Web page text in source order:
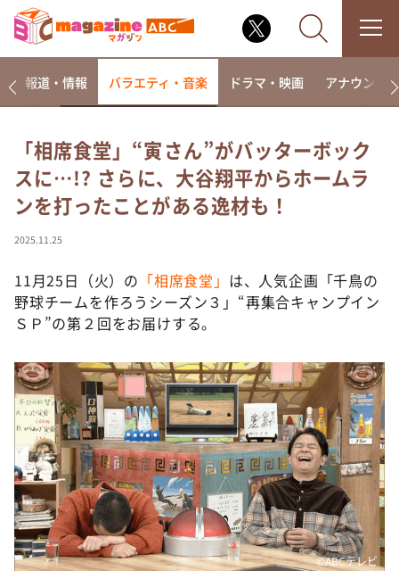
なるみ・岡村の過ぎるTV
相席食堂
これ余談なんですけど・・・
て真剣です
探偵！ナイトスクープ
news おかえり
河合＆A.B.C-Z塚田×福井アナ「なんでやねん！？」
（news おかえり）
DAIGOも台所 ～きょうの献立 何にする？～
本日はダイアンなり！シーズン２
朝だ！生です旅サラダ
教えて！ニュースライブ 正義のミカタ
ＬＩＦＥ～夢のカタチ～
新婚さんいらっしゃい！
報道・情報 バラエティ・音楽 ドラマ・映画 アナウンサー
「相席食堂」“寅さん”がバッターボック
スに…!? さらに、大谷翔平からホームラ
ンを打ったことがある逸材も！
2025.11.25
11月25日（火）の 「相席食堂」 は、人気企画「千鳥の
野球チームを作ろうシーズン３」“再集合キャンプイン
ＳＰ”の第２回をお届けする。
©ABCテレビ